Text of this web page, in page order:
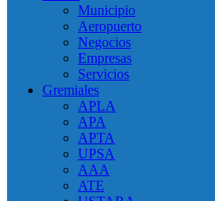
Municipio
Aeropuerto
Negocios
Empresas
Servicios
Gremiales
APLA
APA
APTA
UPSA
AAA
ATE